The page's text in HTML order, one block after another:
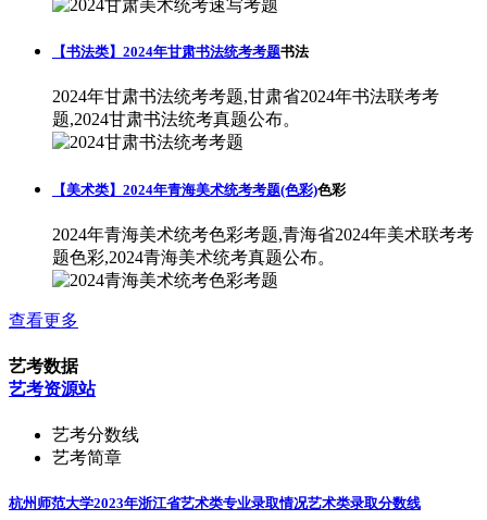
【书法类】2024年甘肃书法统考考题书法
2024年甘肃书法统考考题,甘肃省2024年书法联考考
题,2024甘肃书法统考真题公布。
【美术类】2024年青海美术统考考题(色彩)色彩
2024年青海美术统考色彩考题,青海省2024年美术联考考
题色彩,2024青海美术统考真题公布。
查看更多
艺考数据
艺考资源站
艺考分数线
艺考简章
杭州师范大学2023年浙江省艺术类专业录取情况艺术类录取分数线